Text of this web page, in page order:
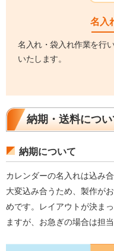
名入
名入れ・袋入れ作業を行
いたします。
納期・送料につ
納期について
カレンダーの名入れは込み
大変込み合うため、製作が
めです。レイアウトが決ま
ますが、お急ぎの場合は担